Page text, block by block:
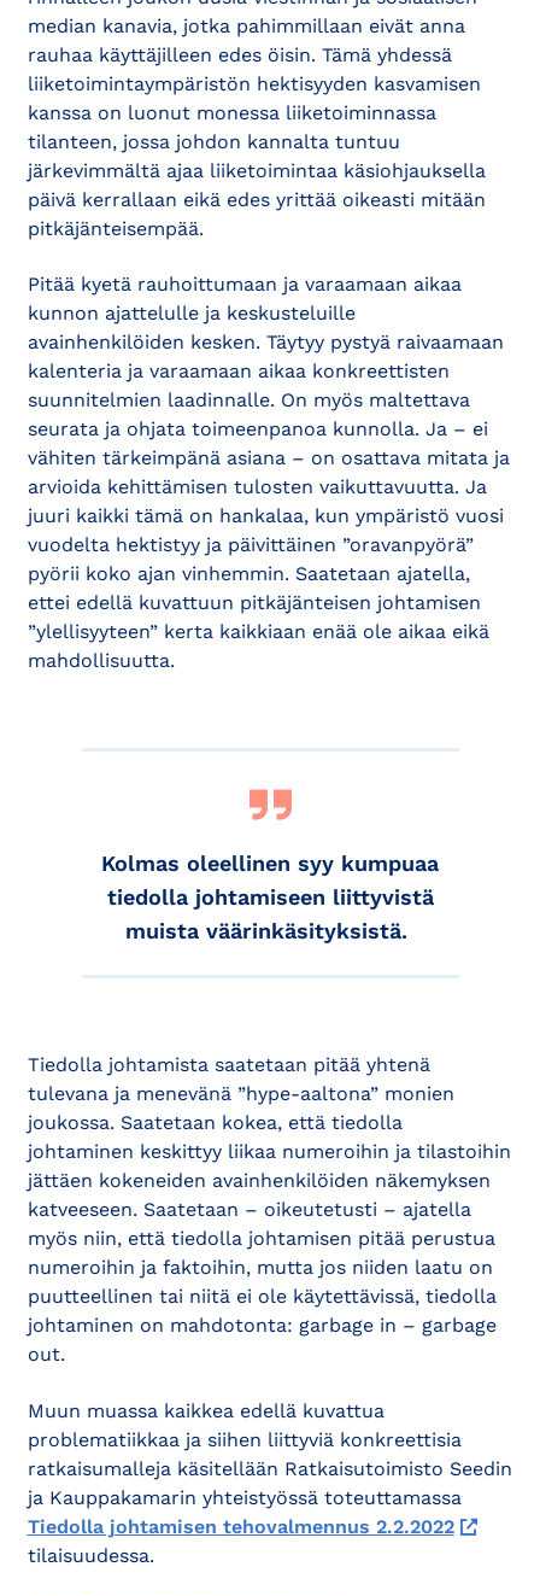
median kanavia, jotka pahimmillaan eivät anna
rauhaa käyttäjilleen edes öisin. Tämä yhdessä
liiketoimintaympäristön hektisyyden kasvamisen
kanssa on luonut monessa liiketoiminnassa
tilanteen, jossa johdon kannalta tuntuu
järkevimmältä ajaa liiketoimintaa käsiohjauksella
päivä kerrallaan eikä edes yrittää oikeasti mitään
pitkäjänteisempää.
Pitää kyetä rauhoittumaan ja varaamaan aikaa
kunnon ajattelulle ja keskusteluille
avainhenkilöiden kesken. Täytyy pystyä raivaamaan
kalenteria ja varaamaan aikaa konkreettisten
suunnitelmien laadinnalle. On myös maltettava
seurata ja ohjata toimeenpanoa kunnolla. Ja – ei
vähiten tärkeimpänä asiana – on osattava mitata ja
arvioida kehittämisen tulosten vaikuttavuutta. Ja
juuri kaikki tämä on hankalaa, kun ympäristö vuosi
vuodelta hektistyy ja päivittäinen ”oravanpyörä”
pyörii koko ajan vinhemmin. Saatetaan ajatella,
ettei edellä kuvattuun pitkäjänteisen johtamisen
”ylellisyyteen” kerta kaikkiaan enää ole aikaa eikä
mahdollisuutta.
Kolmas oleellinen syy kumpuaa
tiedolla johtamiseen liittyvistä
muista väärinkäsityksistä.
Tiedolla johtamista saatetaan pitää yhtenä
tulevana ja menevänä ”hype-aaltona” monien
joukossa. Saatetaan kokea, että tiedolla
johtaminen keskittyy liikaa numeroihin ja tilastoihin
jättäen kokeneiden avainhenkilöiden näkemyksen
katveeseen. Saatetaan – oikeutetusti – ajatella
myös niin, että tiedolla johtamisen pitää perustua
numeroihin ja faktoihin, mutta jos niiden laatu on
puutteellinen tai niitä ei ole käytettävissä, tiedolla
johtaminen on mahdotonta: garbage in – garbage
out.
Muun muassa kaikkea edellä kuvattua
problematiikkaa ja siihen liittyviä konkreettisia
ratkaisumalleja käsitellään Ratkaisutoimisto Seedin
ja Kauppakamarin yhteistyössä toteuttamassa
Tiedolla johtamisen tehovalmennus 2.2.2022
tilaisuudessa.